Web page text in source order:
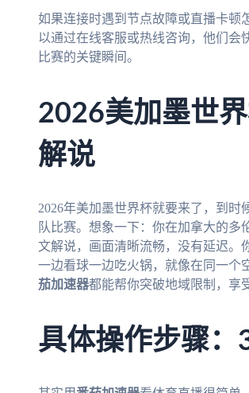
如果连接时遇到节点故障或直播卡顿
以通过在线客服或热线咨询，他们
比赛的关键瞬间。
2026美加墨世
解说
2026年美加墨世界杯就要来了，到
队比赛。想象一下：你在加拿大的多
文解说，画面清晰流畅，没有延迟。
一边看球一边吃火锅，就像在同一个
茄加速器都能帮你突破地域限制，享
具体操作步骤：